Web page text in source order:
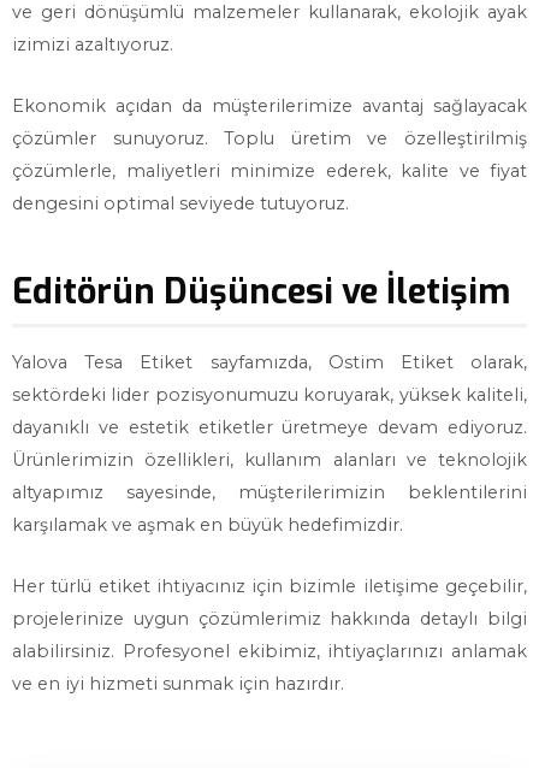
ve geri dönüşümlü malzemeler kullanarak, ekolojik ayak
izimizi azaltıyoruz.
Ekonomik açıdan da müşterilerimize avantaj sağlayacak
çözümler sunuyoruz. Toplu üretim ve özelleştirilmiş
çözümlerle, maliyetleri minimize ederek, kalite ve fiyat
dengesini optimal seviyede tutuyoruz.
Editörün Düşüncesi ve İletişim
Yalova Tesa Etiket sayfamızda, Ostim Etiket olarak,
sektördeki lider pozisyonumuzu koruyarak, yüksek kaliteli,
dayanıklı ve estetik etiketler üretmeye devam ediyoruz.
Ürünlerimizin özellikleri, kullanım alanları ve teknolojik
altyapımız sayesinde, müşterilerimizin beklentilerini
karşılamak ve aşmak en büyük hedefimizdir.
Her türlü etiket ihtiyacınız için bizimle iletişime geçebilir,
projelerinize uygun çözümlerimiz hakkında detaylı bilgi
alabilirsiniz. Profesyonel ekibimiz, ihtiyaçlarınızı anlamak
ve en iyi hizmeti sunmak için hazırdır.